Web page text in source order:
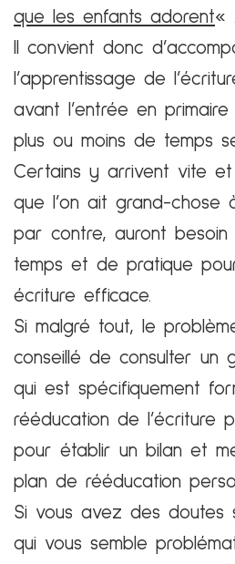
que les enfants adorent« .
Il convient donc
l’apprentissage de
avant l’entrée en
plus ou moins de temps
Certains y arrivent vite et
que l’on ait grand-chose
par contre, auront
temps et de pratique
écriture efficace.
Si malgré tout, le
conseillé de consulter un
qui est spécifiquement
rééducation de l’écriture
pour établir un bilan et
plan de rééducation
Si vous avez des doutes
qui vous semble